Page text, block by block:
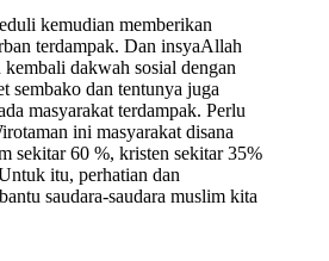
kemudian memberikan
terdampak. Dan insyaAllah
dakwah sosial dengan
sembako dan tentunya juga
masyarakat terdampak. Perlu
ini masyarakat disana
sekitar 60 %, kristen sekitar 35%
itu, perhatian dan
saudara-saudara muslim kita